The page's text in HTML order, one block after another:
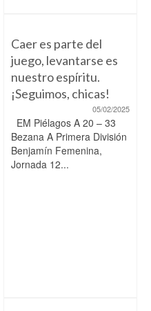
Caer es parte del
juego, levantarse es
nuestro espíritu.
¡Seguimos, chicas!
05/02/2025
EM Piélagos A 20 – 33
Bezana A Primera División
Benjamín Femenina,
Jornada 12...